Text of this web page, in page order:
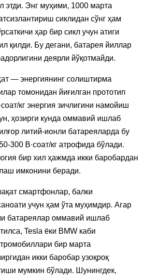
этди. Энг муҳими, 1000 марта
сиклидан сўнг ҳам
ҳар бир сикл учун атиги
қилди. Бу дегани, батарея йиллар
деярли йўқотмайди.
— энергиянинг солиштирма
томонидан йиғилган прототип
кг энергия зичлигини намойиш
ҳозирги кунда оммавий ишлаб
литий-ионли батареяларда бу
300 В·соат/кг атрофида бўлади.
бир хил ҳажмда икки баробардан
имконини беради.
смартфонлар, балки
учун ҳам ўта муҳимдир. Агар
батареялар оммавий ишлаб
Tesla ёки BMW каби
бир марта
икки баробар узоқроқ
мумкин бўлади. Шунингдек,